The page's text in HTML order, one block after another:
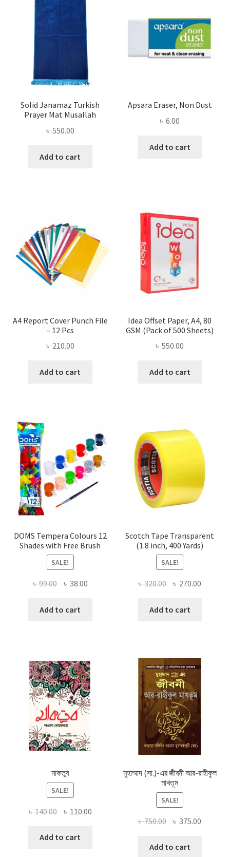
Solid Janamaz Turkish
Prayer Mat Musallah
৳ 550.00
Add to cart
Apsara Eraser, Non Dust
৳ 6.00
Add to cart
A4 Report Cover Punch File
– 12 Pcs
৳ 210.00
Add to cart
Idea Offset Paper, A4, 80
GSM (Pack of 500 Sheets)
৳ 550.00
Add to cart
DOMS Tempera Colours 12
Shades with Free Brush
SALE!
৳99.00 Original
was:
৳ 38.00Current
Add to cart
Scotch Tape Transparent
(1.8 inch, 400 Yards)
SALE!
৳320.00 Original
was:
৳ 270.00
Add to cart
মাকতুব
SALE!
৳140.00 Original
was:
৳ 110.00Current
Add to cart
মুহাম্মাদ (সা.)-এর জীবনী আর-রাহীকুল
মাখতূম
SALE!
৳750.00 Original
was:
৳ 375.00
Add to cart